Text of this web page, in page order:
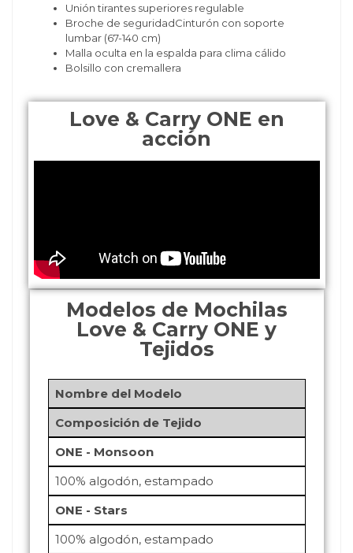
Unión tirantes superiores regulable
Broche de seguridadCinturón con soporte
lumbar (67-140 cm)
Malla oculta en la espalda para clima cálido
Bolsillo con cremallera
Love & Carry ONE en
acción
Modelos de Mochilas
Love & Carry ONE y
Tejidos
Nombre del Modelo
Composición de Tejido
ONE - Monsoon
100% algodón, estampado
ONE - Stars
100% algodón, estampado